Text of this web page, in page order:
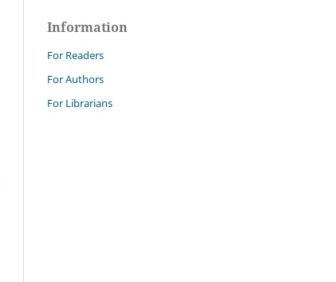
Information
For Readers
For Authors
For Librarians